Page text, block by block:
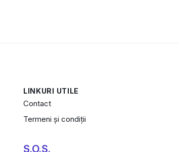
LINKURI UTILE
Contact
Termeni și condiții
S.O.S.